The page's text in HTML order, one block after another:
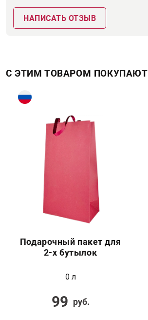
НАПИСАТЬ ОТЗЫВ
С ЭТИМ ТОВАРОМ ПОКУПАЮТ
Подарочный пакет для
2-х бутылок
0 л
99 руб.